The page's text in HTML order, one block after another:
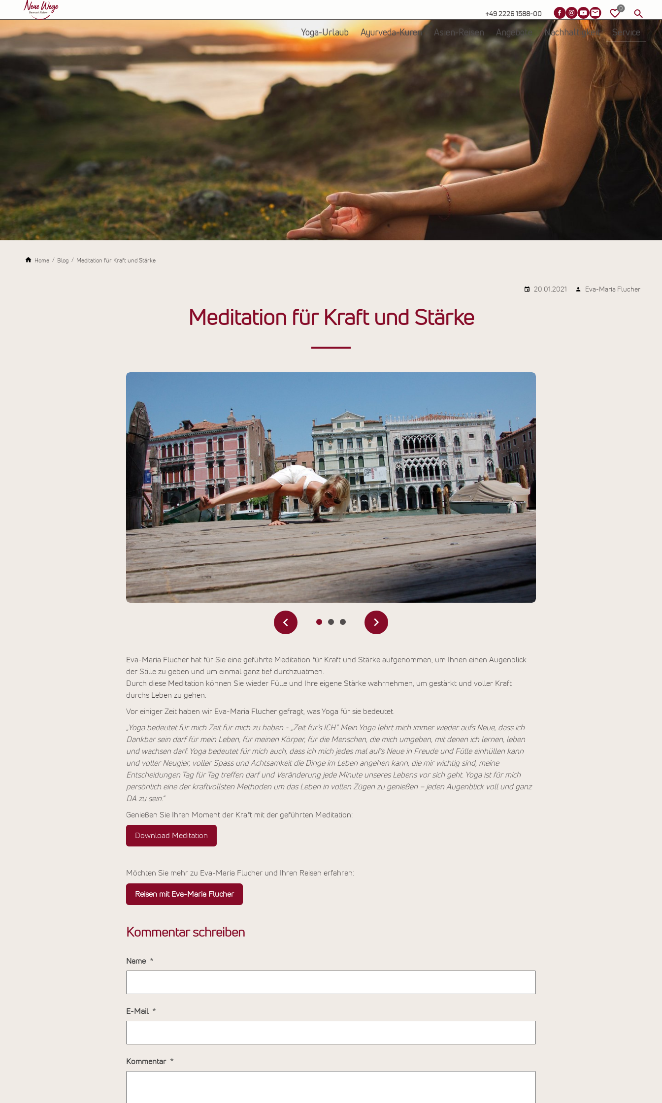
+49 2226 1588-00
Yoga-Urlaub Ayurveda-Kuren Asien-Reisen Angebote Nachhaltigkeit Service
Home Blog Meditation für Kraft und Stärke
20.01.2021 Eva-Maria Flucher
Meditation für Kraft und Stärke
Eva-Maria Flucher hat für Sie eine geführte Meditation für Kraft und Stärke aufgenommen, um Ihnen einen Augenblick
der Stille zu geben und um einmal ganz tief durchzuatmen.
Durch diese Meditation können Sie wieder Fülle und Ihre eigene Stärke wahrnehmen, um gestärkt und voller Kraft
durchs Leben zu gehen.
Vor einiger Zeit haben wir Eva-Maria Flucher gefragt, was Yoga für sie bedeutet.
„Yoga bedeutet für mich Zeit für mich zu haben - „Zeit für’s ICH”. Mein Yoga lehrt mich immer wieder aufs Neue, dass ich
Dankbar sein darf für mein Leben, für meinen Körper, für die Menschen, die mich umgeben, mit denen ich lernen, leben
und wachsen darf. Yoga bedeutet für mich auch, dass ich mich jedes mal auf’s Neue in Freude und Fülle einhüllen kann
und voller Neugier, voller Spass und Achtsamkeit die Dinge im Leben angehen kann, die mir wichtig sind, meine
Entscheidungen Tag für Tag treffen darf und Veränderung jede Minute unseres Lebens vor sich geht. Yoga ist für mich
persönlich eine der kraftvollsten Methoden um das Leben in vollen Zügen zu genießen – jeden Augenblick voll und ganz
DA zu sein.“
Genießen Sie Ihren Moment der Kraft mit der geführten Meditation:
Download Meditation
Möchten Sie mehr zu Eva-Maria Flucher und Ihren Reisen erfahren:
Reisen mit Eva-Maria Flucher
Kommentar schreiben
Name
E-Mail
Kommentar